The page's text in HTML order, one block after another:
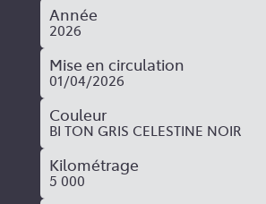
Année
2026
Mise en circulation
01/04/2026
Couleur
BI TON GRIS CELESTINE NOIR
Kilométrage
5 000